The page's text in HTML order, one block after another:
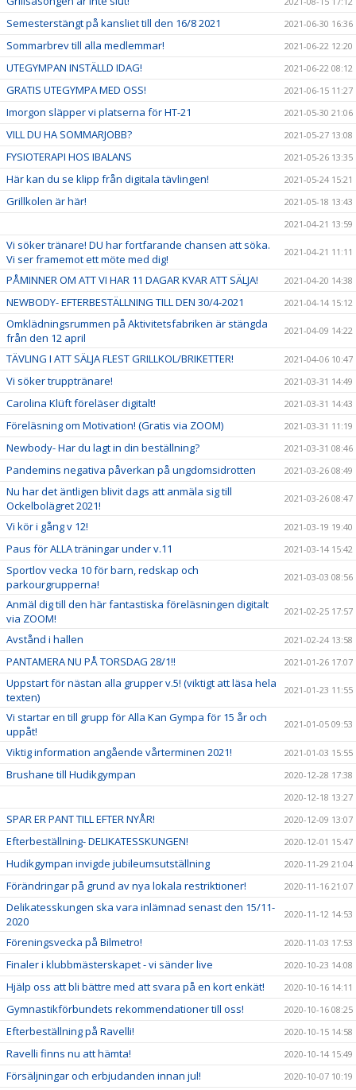
Semesterstängt på kansliet till den 16/8 2021 2021-06-30 16:36
Sommarbrev till alla medlemmar! 2021-06-22 12:20
UTEGYMPAN INSTÄLLD IDAG! 2021-06-22 08:12
GRATIS UTEGYMPA MED OSS! 2021-06-15 11:27
Imorgon släpper vi platserna för HT-21 2021-05-30 21:06
VILL DU HA SOMMARJOBB? 2021-05-27 13:08
FYSIOTERAPI HOS IBALANS 2021-05-26 13:35
Här kan du se klipp från digitala tävlingen! 2021-05-24 15:21
Grillkolen är här!
2021-05-18 13:43
2021-04-21 13:59
Vi söker tränare! DU har fortfarande chansen att söka.
Vi ser framemot ett möte med dig!
2021-04-21 11:11
PÅMINNER OM ATT VI HAR 11 DAGAR KVAR ATT SÄLJA! 2021-04-20 14:38
NEWBODY- EFTERBESTÄLLNING TILL DEN 30/4-2021 2021-04-14 15:12
Omklädningsrummen på Aktivitetsfabriken är stängda
från den 12 april
2021-04-09 14:22
TÄVLING I ATT SÄLJA FLEST GRILLKOL/BRIKETTER! 2021-04-06 10:47
Vi söker trupptränare! 2021-03-31 14:49
Carolina Klüft föreläser digitalt! 2021-03-31 14:43
Föreläsning om Motivation! (Gratis via ZOOM) 2021-03-31 11:19
Newbody- Har du lagt in din beställning? 2021-03-31 08:46
Pandemins negativa påverkan på ungdomsidrotten 2021-03-26 08:49
Nu har det äntligen blivit dags att anmäla sig till
Ockelbolägret 2021!
2021-03-26 08:47
Vi kör i gång v 12! 2021-03-19 19:40
Paus för ALLA träningar under v.11 2021-03-14 15:42
Sportlov vecka 10 för barn, redskap och
parkourgrupperna!
2021-03-03 08:56
Anmäl dig till den här fantastiska föreläsningen digitalt
via ZOOM!
2021-02-25 17:57
Avstånd i hallen 2021-02-24 13:58
PANTAMERA NU PÅ TORSDAG 28/1!! 2021-01-26 17:07
Uppstart för nästan alla grupper v.5! (viktigt att läsa hela
texten)
2021-01-23 11:55
Vi startar en till grupp för Alla Kan Gympa för 15 år och
uppåt!
2021-01-05 09:53
Viktig information angående vårterminen 2021! 2021-01-03 15:55
Brushane till Hudikgympan
2020-12-28 17:38
2020-12-18 13:27
SPAR ER PANT TILL EFTER NYÅR! 2020-12-09 13:07
Efterbeställning- DELIKATESSKUNGEN! 2020-12-01 15:47
Hudikgympan invigde jubileumsutställning 2020-11-29 21:04
Förändringar på grund av nya lokala restriktioner! 2020-11-16 21:07
Delikatesskungen ska vara inlämnad senast den 15/11-
2020
2020-11-12 14:53
Föreningsvecka på Bilmetro! 2020-11-03 17:53
Finaler i klubbmästerskapet - vi sänder live 2020-10-23 14:08
Hjälp oss att bli bättre med att svara på en kort enkät! 2020-10-16 14:11
Gymnastikförbundets rekommendationer till oss! 2020-10-16 08:25
Efterbeställning på Ravelli! 2020-10-15 14:58
Ravelli finns nu att hämta! 2020-10-14 15:49
Försäljningar och erbjudanden innan jul! 2020-10-07 10:19